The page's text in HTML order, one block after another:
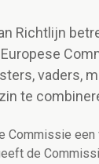
Richtlijn
vaders,
te
Commissie
de